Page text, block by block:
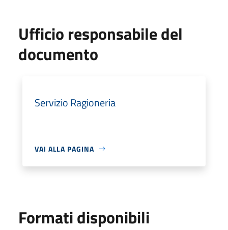
Ufficio responsabile del
documento
Servizio Ragioneria
VAI ALLA PAGINA
Formati disponibili